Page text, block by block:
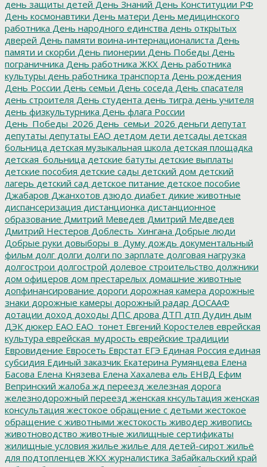
день защиты детей День Знаний День Конституции РФ
День космонавтики День матери День медицинского
работника День народного единства день открытых
дверей День памяти воина-интернационалиста День
памяти и скорби День пионерии День Победы День
пограничника День работника ЖКХ День работника
культуры день работника транспорта День рождения
День России День семьи День соседа День спасателя
день строителя День студента день тигра день учителя
день физкультурника День флага России
День_Победы_2026 День_семьи_2026 деньги депутат
депутаты депутаты ЕАО детдом дети детсады детская
больница детская музыкальная школа детская площадка
детская_больница детские батуты детские выплаты
детские пособия детские сады детский дом детский
лагерь детский сад детское питание детское пособие
Джабаров Джанхотов дзюдо диабет дикие животные
диспансеризация дистанционка дистанционное
образование Дмитрий Меведев Дмитрий Медведев
Дмитрий Нестеров Доблесть_Хингана Добрые люди
Добрые руки довыборы_в_Думу дождь документальный
фильм долг долги долги по зарплате долговая нагрузка
долгострои долгострой долевое строительство должники
дом офицеров дом престарелых домашние животные
допфинансирование дороги дорожная камера дорожные
знаки дорожные камеры дорожный радар ДОСААФ
дотации доход доходы ДПС дрова ДТП дтп Дудин дым
ДЭК дюкер ЕАО ЕАО_тонет Евгений Коростелев еврейская
культура еврейская_мудрость еврейские традиции
Евровидение Евросеть Еврстат ЕГЭ Единая Россия единая
субсидия Единый заказчик Екатерина Румянцева Елена
Басова Елена Князева Елена Хахалева ель ЕНВД Ефим
Вепринский жалоба жд переезд железная дорога
железнодорожный переезд женская кнсультация женская
консультация жестокое обращение с детьми жестокое
обращение с животными жестокость живодер живопись
животноводство животные жилищные сертификаты
жилищные условия жилье жилье для детей-сирот жильё
для подтопленцев ЖКХ журналистика Забайкальский край